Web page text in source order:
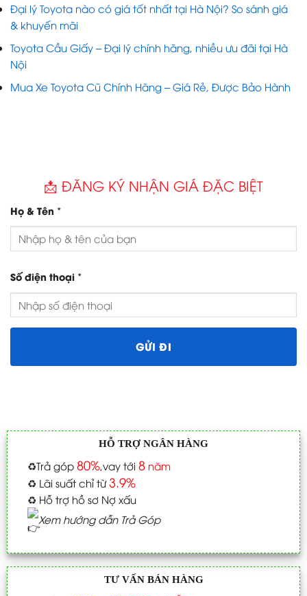
Đại lý Toyota nào có giá tốt nhất tại Hà Nội? So sánh giá
& khuyến mãi
Toyota Cầu Giấy – Đại lý chính hãng, nhiều ưu đãi tại Hà
Nội
Mua Xe Toyota Cũ Chính Hãng – Giá Rẻ, Được Bảo Hành
📩 ĐĂNG KÝ NHẬN GIÁ ĐẶC BIỆT
Họ & Tên *
Số điện thoại *
HỖ TRỢ NGÂN HÀNG
♻️Trả góp 80%,vay tới 8năm
♻️ Lãi suất chỉ từ3.9%
♻️ Hỗ trợ hồ sơ Nợ xấu
Xem hướng dẫn Trả Góp
TƯ VẤN BÁN HÀNG